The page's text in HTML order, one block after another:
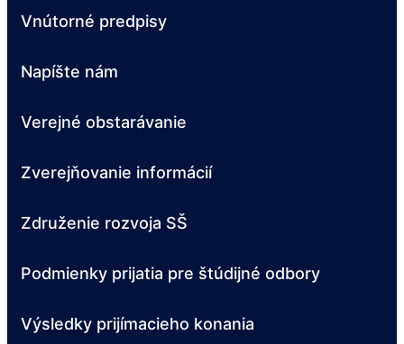
Vnútorné predpisy
Napíšte nám
Verejné obstarávanie
Zverejňovanie informácií
Združenie rozvoja SŠ
Podmienky prijatia pre štúdijné odbory
Výsledky prijímacieho konania